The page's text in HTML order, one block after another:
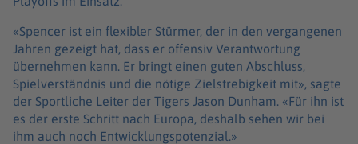
«Spencer ist ein flexibler Stürmer, der in den vergangenen
Jahren gezeigt hat, dass er offensiv Verantwortung
übernehmen kann. Er bringt einen guten Abschluss,
Spielverständnis und die nötige Zielstrebigkeit mit», sagte
der Sportliche Leiter der Tigers Jason Dunham. «Für ihn ist
es der erste Schritt nach Europa, deshalb sehen wir bei
ihm auch noch Entwicklungspotenzial.»